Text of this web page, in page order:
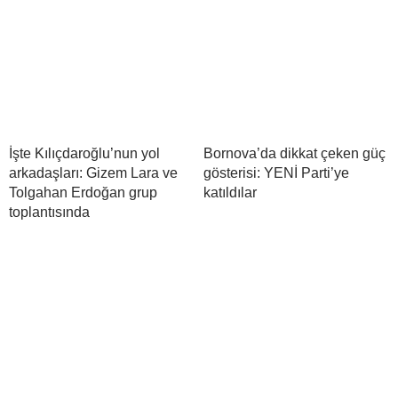
İşte Kılıçdaroğlu’nun yol
arkadaşları: Gizem Lara ve
Tolgahan Erdoğan grup
toplantısında
Bornova’da dikkat çeken güç
gösterisi: YENİ Parti’ye
katıldılar